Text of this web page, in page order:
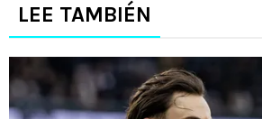
LEE TAMBIÉN